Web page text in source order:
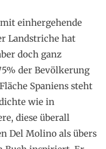
einhergehende
Landstriche hat
doch ganz
der Bevölkerung
Spaniens steht
wie in
diese überall
Del Molino als übers